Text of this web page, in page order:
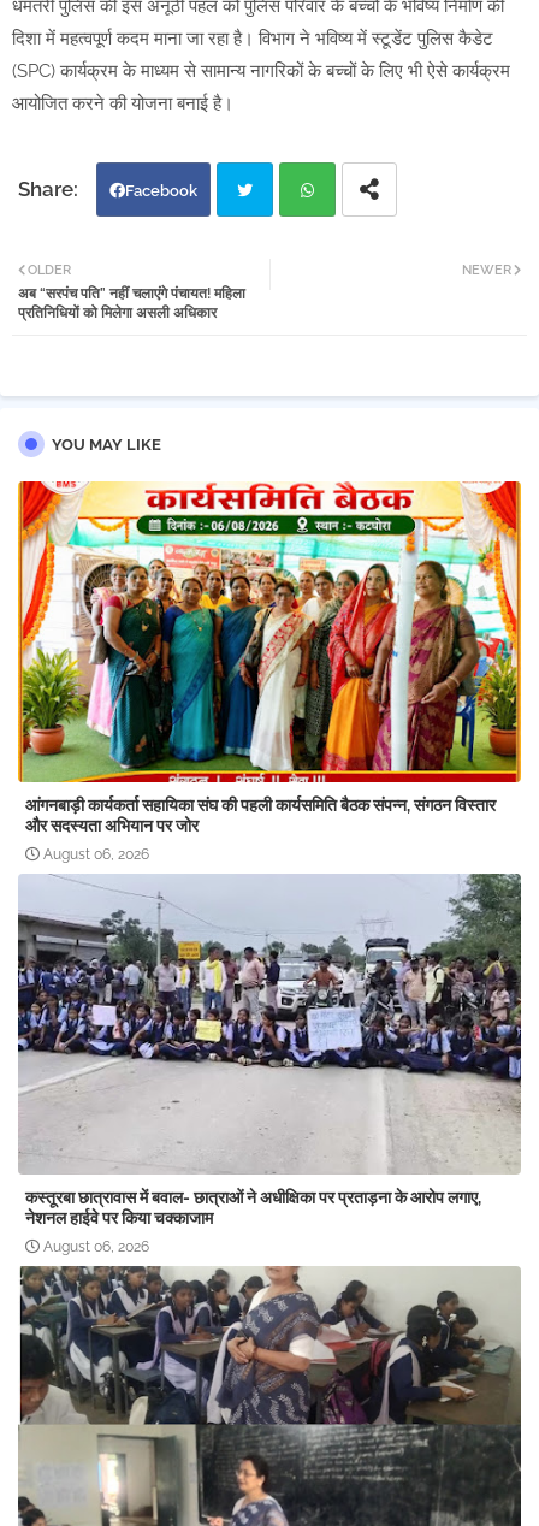
धमतरी पुलिस की इस अनूठी पहल को पुलिस परिवार के बच्चों के भविष्य निर्माण की
दिशा में महत्वपूर्ण कदम माना जा रहा है। विभाग ने भविष्य में स्टूडेंट पुलिस कैडेट
(SPC) कार्यक्रम के माध्यम से सामान्य नागरिकों के बच्चों के लिए भी ऐसे कार्यक्रम
आयोजित करने की योजना बनाई है।
Facebook
tter
NEWER
OLDER
अब “सरपंच पति” नहीं चलाएंगे पंचायत! महिला
प्रतिनिधियों को मिलेगा असली अधिकार
YOU MAY LIKE
आंगनबाड़ी कार्यकर्ता सहायिका संघ की पहली कार्यसमिति बैठक संपन्न, संगठन विस्तार
और सदस्यता अभियान पर जोर
August 06, 2026
कस्तूरबा छात्रावास में बवाल- छात्राओं ने अधीक्षिका पर प्रताड़ना के आरोप लगाए,
नेशनल हाईवे पर किया चक्काजाम
August 06, 2026